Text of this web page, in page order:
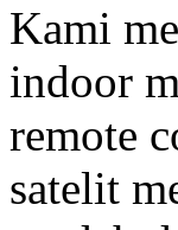
Kami
indoor
remote
satelit